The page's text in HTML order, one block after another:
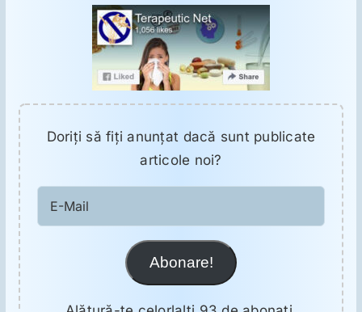
Doriţi să fiţi anunţat dacă sunt publicate
articole noi?
Mail
Abonare!